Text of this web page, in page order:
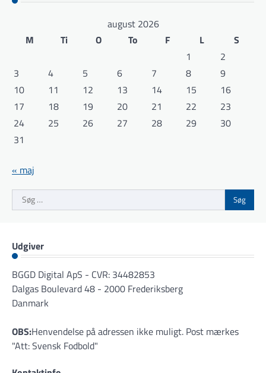
august 2026
M
Ti O To F L
S
1
2
3
4 5 6 7 8
9
10
11 12 13 14 15
16
17
18 19 20 21 22
23
24
25 26 27 28 29
30
31
« maj
Søg
efter:
Udgiver
BGGD Digital ApS - CVR: 34482853
Dalgas Boulevard 48 - 2000 Frederiksberg
Danmark
OBS:Henvendelse på adressen ikke muligt. Post mærkes
"Att: Svensk Fodbold"